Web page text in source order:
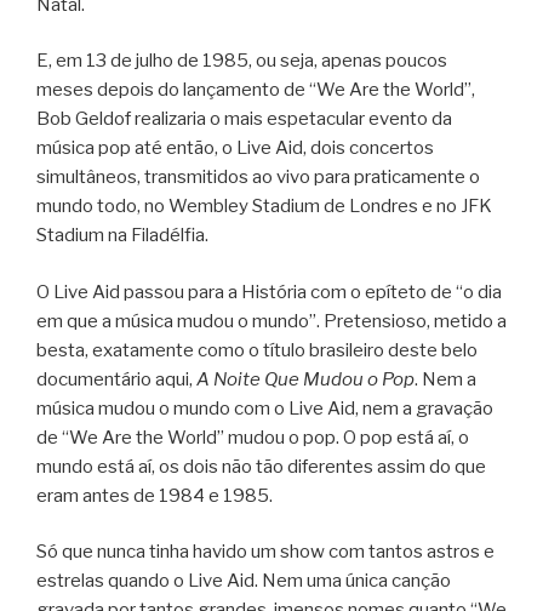
Natal.
E, em 13 de julho de 1985, ou seja, apenas poucos
meses depois do lançamento de “We Are the World”,
Bob Geldof realizaria o mais espetacular evento da
música pop até então, o Live Aid, dois concertos
simultâneos, transmitidos ao vivo para praticamente o
mundo todo, no Wembley Stadium de Londres e no JFK
Stadium na Filadélfia.
O Live Aid passou para a História com o epíteto de “o dia
em que a música mudou o mundo”. Pretensioso, metido a
besta, exatamente como o título brasileiro deste belo
documentário aqui, A Noite Que Mudou o Pop. Nem a
música mudou o mundo com o Live Aid, nem a gravação
de “We Are the World” mudou o pop. O pop está aí, o
mundo está aí, os dois não tão diferentes assim do que
eram antes de 1984 e 1985.
Só que nunca tinha havido um show com tantos astros e
estrelas quando o Live Aid. Nem uma única canção